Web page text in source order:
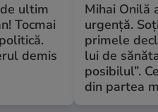
ultim
Tocmai
demis
Mihai Onilă
urgență.
primele
lui de
posibilul”.
din partea